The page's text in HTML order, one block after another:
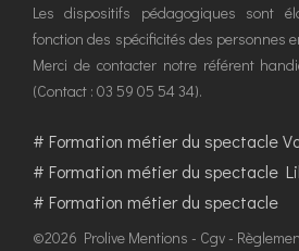
Les dispositifs pédagogiques sont
fonction des spécificités des personnes
Merci de contacter notre référent
(Contact : 03 59 05 54 34).
# Formation métier du spectacle
# Formation métier du spectacle
# Formation métier du spectacle
©2026 Prolive Mentions - Cgv -